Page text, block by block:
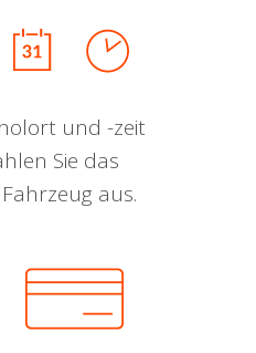
und -zeit
Sie das
aus.